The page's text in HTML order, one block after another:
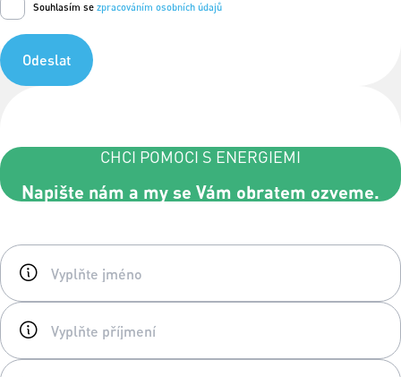
Souhlasím se zpracováním osobních údajů
Odeslat
CHCI POMOCI S ENERGIEMI
Napište nám a my se Vám obratem ozveme.